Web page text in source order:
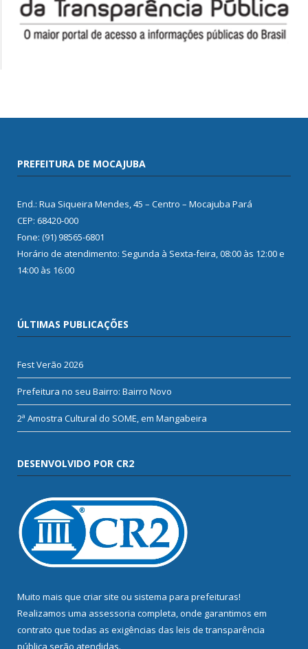
PREFEITURA DE MOCAJUBA
End.: Rua Siqueira Mendes, 45 – Centro – Mocajuba Pará
CEP: 68420-000
Fone: (91) 98565-6801
Horário de atendimento: Segunda à Sexta-feira, 08:00 às 12:00 e
14:00 às 16:00
ÚLTIMAS PUBLICAÇÕES
Fest Verão 2026
Prefeitura no seu Bairro: Bairro Novo
2ª Amostra Cultural do SOME, em Mangabeira
DESENVOLVIDO POR CR2
Muito mais que criar site ou sistema para prefeituras!
Realizamos uma assessoria completa, onde garantimos em
contrato que todas as exigências das leis de transparência